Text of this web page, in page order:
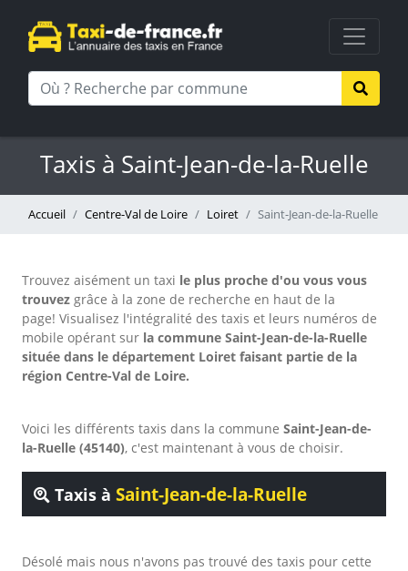
Taxis à Saint-Jean-de-la-Ruelle
Accueil Centre-Val de Loire Loiret Saint-Jean-de-la-Ruelle
Trouvez aisément un taxi le plus proche d'ou vous vous
trouvez grâce à la zone de recherche en haut de la
page! Visualisez l'intégralité des taxis et leurs numéros de
mobile opérant sur la commune Saint-Jean-de-la-Ruelle
située dans le département Loiret faisant partie de la
région Centre-Val de Loire.
Voici les différents taxis dans la commune Saint-Jean-de-
la-Ruelle (45140), c'est maintenant à vous de choisir.
Taxis à Saint-Jean-de-la-Ruelle
Désolé mais nous n'avons pas trouvé des taxis pour cette